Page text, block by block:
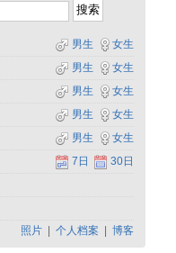
女生
男生
女生
男生
女生
男生
女生
男生
女生
男生
30日
7日
照片 个人档案 博客